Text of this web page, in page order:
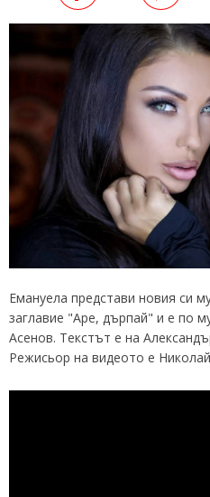
Емануела представи новия си
заглавие "Аре, дърпай" и е по
Асенов. Текстът е на
Режисьор на видеото е